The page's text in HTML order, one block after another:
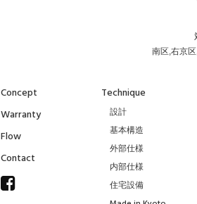
南区,右京
Concept
Warranty
Flow
Contact
Technique
設計
基本構造
外部仕様
内部仕様
住宅設備